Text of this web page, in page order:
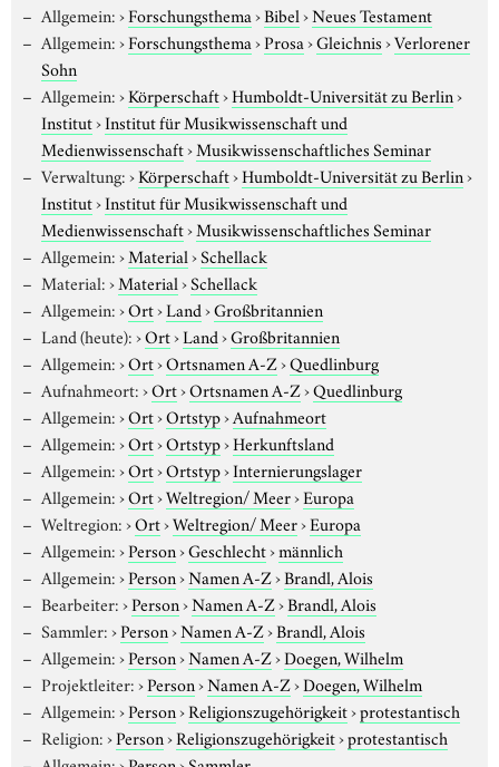
Allgemein:›Forschungsthema›Bibel›Neues Testament
Allgemein:›Forschungsthema›Prosa›Gleichnis›Verlorener
Sohn
Allgemein:›Körperschaft›Humboldt-Universität zu Berlin›
Institut›Institut für Musikwissenschaft und
Medienwissenschaft›Musikwissenschaftliches Seminar
Verwaltung:›Körperschaft›Humboldt-Universität zu Berlin›
Institut›Institut für Musikwissenschaft und
Medienwissenschaft›Musikwissenschaftliches Seminar
Allgemein:›Material›Schellack
Material:›Material›Schellack
Allgemein:›Ort›Land›Großbritannien
Land (heute):›Ort›Land›Großbritannien
Allgemein:›Ort›Ortsnamen A-Z›Quedlinburg
Aufnahmeort:›Ort›Ortsnamen A-Z›Quedlinburg
Allgemein:›Ort›Ortstyp›Aufnahmeort
Allgemein:›Ort›Ortstyp›Herkunftsland
Allgemein:›Ort›Ortstyp›Internierungslager
Allgemein:›Ort›Weltregion/ Meer›Europa
Weltregion:›Ort›Weltregion/ Meer›Europa
Allgemein:›Person›Geschlecht›männlich
Allgemein:›Person›Namen A-Z›Brandl, Alois
Bearbeiter:›Person›Namen A-Z›Brandl, Alois
Sammler:›Person›Namen A-Z›Brandl, Alois
Allgemein:›Person›Namen A-Z›Doegen, Wilhelm
Projektleiter:›Person›Namen A-Z›Doegen, Wilhelm
Allgemein:›Person›Religionszugehörigkeit›protestantisch
Religion:›Person›Religionszugehörigkeit›protestantisch